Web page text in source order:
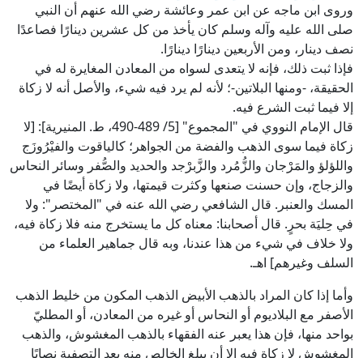
وروى ابن ماجه عن ابن عمر وعائشة رضي الله عنهم أن النبي
صلى الله عليه وآله وسلم كان يأخذ من كل عشرين دينارًا فصاعدًا
نصف دينار، ومن الأربعين دينارًا دينارًا.
فإذا ثبت ذلك، فإنه لا يتعدى لسواه من المعادن المغايرة له في
الحقيقة، -ومنها البلاتين-؛ لأنه لم يرد فيه شيء، والأصل أنه لا زكاة
إلا فيما ثبت الشرع فيه.
قال الإمام النووي في "المجموع" [5/ 489-490، ط. المنيرية]: [لا
زكاة فيما سوى الذهب والفضة من الجواهر؛ كالياقوت والفيْرُوزَج
واللؤلؤ والمَرْجان والزُّمُرد والزَّبرْجد والحديد والصُّفر وسائر النحاس
والزجاج، وإن حسنت صنعها وكثرت قيمتها، ولا زكاة أيضًا في
المسك والعنبر. قال الشافعي رضي الله عنه في "المختصر": ولا
في حِليَة بحرٍ. قال أصحابنا: معناه كل ما يستخرج منه فلا زكاة فيه،
ولا خلاف في شيء من هذا عندنا، وبه قال جماهير العلماء من
السلف وغيرهم] اهـ.
وأما إذا كان المراد بالذهب الأبيض الذهب المكون من خليط الذهب
الأصفر مع البلاديوم أو النحاس أو غيره من المعادن، أو المطليّ
بواحد منها، فإن هذا يعبر عنه الفقهاء بالذهب المغشوش، والذهب
المغشوش لا زكاة فيه إلا أن يبلغ الخالص منه بعد التصفية نصابًا